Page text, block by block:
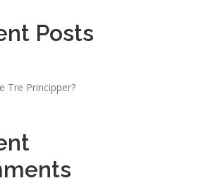
Posts
Tre Principper?